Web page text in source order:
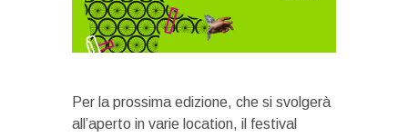
Per la prossima edizione, che si svolgerà
all’aperto in varie location, il festival